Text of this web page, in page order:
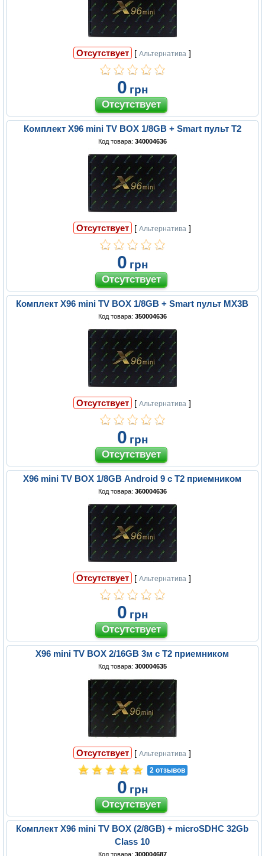
Отсутствует [Альтернатива ]
0 грн
Комплект X96 mini TV BOX 1/8GB + Smart пульт T2
Код товара: 340004636
Отсутствует [Альтернатива ]
0 грн
Комплект X96 mini TV BOX 1/8GB + Smart пульт MX3B
Код товара: 350004636
Отсутствует [Альтернатива ]
0 грн
X96 mini TV BOX 1/8GB Android 9 с Т2 приемником
Код товара: 360004636
Отсутствует [Альтернатива ]
0 грн
X96 mini TV BOX 2/16GB 3м с Т2 приемником
Код товара: 300004635
Отсутствует [Альтернатива ]
2 отзывов
0 грн
Комплект X96 mini TV BOX (2/8GB) + microSDHC 32Gb
Class 10
Код товара: 300004687